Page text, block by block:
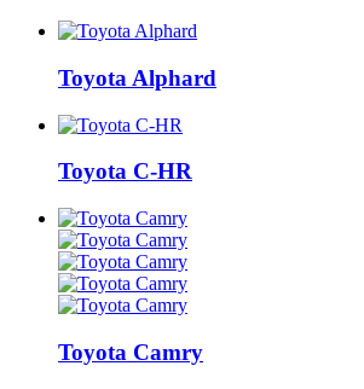
Toyota Alphard
Toyota C-HR
Toyota Camry